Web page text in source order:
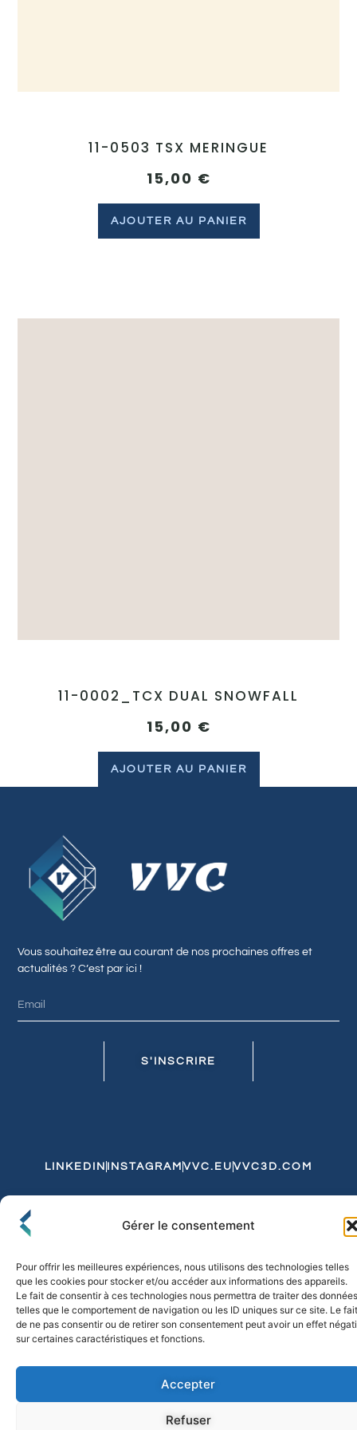
Gérer le consentement
Pour offrir les meilleures expériences, nous utilisons des technologies telles
que les cookies pour stocker et/ou accéder aux informations des appareils.
Le fait de consentir à ces technologies nous permettra de traiter des données
telles que le comportement de navigation ou les ID uniques sur ce site. Le fait
de ne pas consentir ou de retirer son consentement peut avoir un effet
sur certaines caractéristiques et fonctions.
Accepter
Refuser
11-0503 TSX MERINGUE
15,00 €
AJOUTER AU PANIER
11-0002_TCX DUAL SNOWFALL
15,00 €
AJOUTER AU PANIER
Vous souhaitez être au courant de nos prochaines offres et
actualités ? C’est par ici !
S'INSCRIRE
LINKEDIN INSTAGRAM VVC.EU VVC3D.COM
Politique de Confidentialité et de CookiesExpédition et Livraison
© 2026 FLO & CO. All Rights Reserved